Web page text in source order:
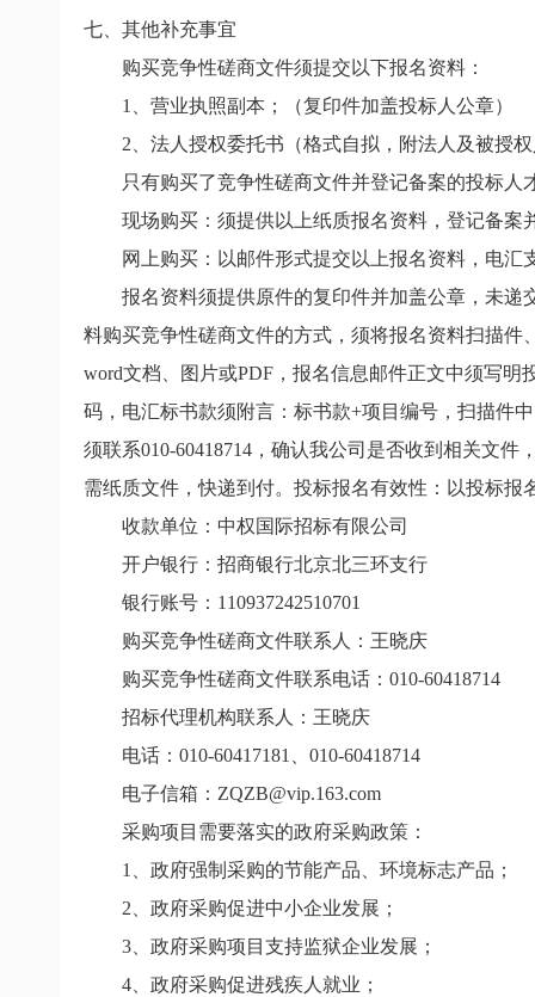
七、其他补充事宜
购买竞争性磋商文件须提交以下报名资料：
1
、营业执照副本；（复印件加盖投标人公章）
2 、法人授权委托书（格式自拟，附法人及被授
只有购买了竞争性磋商文件并登记备案的投标人
现场购买：须提供以上纸质报名资料，登记备案
网上购买： 以邮件形式提交以上报名资料，电汇
报名资料须提供原件的复印件并加盖公章，未递
料购买竞争性磋商文件的方式，须将报名资料扫描件
word文档、图片或PDF，报名信息邮件正文中须写
码，电汇标书款须附言：标书款+项目编号，扫描件
须联系010-60418714，确认我公司是否收到相关文
需纸质文件，快递到付。投标报名有效性：以投标
收款单位：中权国际招标有限公司
开户银行：招商银行北京北三环支行
银行账号：110937242510701
购买竞争性磋商文件联系人： 王晓庆
购买竞争性磋商文件联系电话： 010-60418714
招标代理机构联系人：王晓庆
电话：010-60417181、010-60418714
电子信箱：ZQZB@vip.163.com
采购项目需要落实的政府采购政策：
1
、政府强制采购的节能产品、环境标志产品；
2 、政府采购促进中小企业发展；
3 、政府采购项目支持监狱企业发展；
4 、政府采购促进残疾人就业；